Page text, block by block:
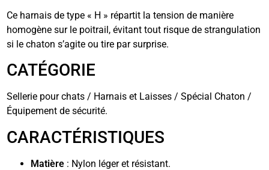
Ce harnais de type « H » répartit la tension de manière
homogène sur le poitrail, évitant tout risque de strangulation
si le chaton s’agite ou tire par surprise.
CATÉGORIE
Sellerie pour chats / Harnais et Laisses / Spécial Chaton /
Équipement de sécurité.
CARACTÉRISTIQUES
Matière : Nylon léger et résistant.